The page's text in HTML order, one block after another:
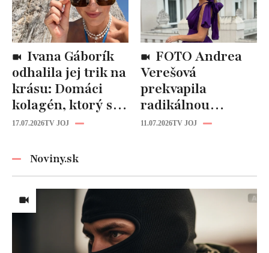
odhalila jej trik na
krásu: Domáci
kolagén, ktorý si
zvládnete
17.07.2026TV JOJ
Verešová
prekvapila
radikálnou
zmenou účesu: Je
11.07.2026TV JOJ
Noviny.sk